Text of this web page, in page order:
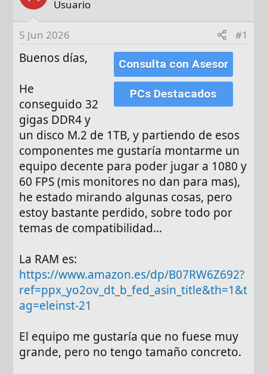
r
e
c
i
o
Usuario
5 Jun 2026 #1
Consulta con Asesor
PCs Destacados
Buenos días,
He
conseguido 32
gigas DDR4 y
un disco M.2 de 1TB, y partiendo de esos
componentes me gustaría montarme un
equipo decente para poder jugar a 1080 y
60 FPS (mis monitores no dan para mas),
he estado mirando algunas cosas, pero
estoy bastante perdido, sobre todo por
temas de compatibilidad...
La RAM es:
https://www.amazon.es/dp/B07RW6Z692?
ref=ppx_yo2ov_dt_b_fed_asin_title&th=1&t
ag=eleinst-21
El equipo me gustaría que no fuese muy
grande, pero no tengo tamaño concreto.